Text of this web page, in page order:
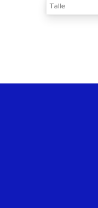
Talle